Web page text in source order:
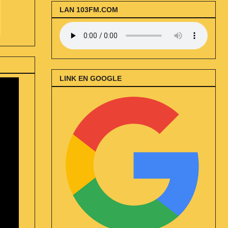
LAN 103FM.COM
LINK EN GOOGLE